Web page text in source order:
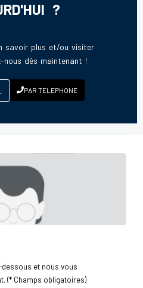
?
savoir plus et/ou visiter
nous dès maintenant !
PAR TELEPHONE
et nous vous
(* Champs obligatoires)